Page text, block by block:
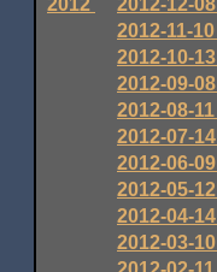
2012-11-10
2012-10-13
2012-09-08
2012-08-11
2012-07-14
2012-06-09
2012-05-12
2012-04-14
2012-03-10